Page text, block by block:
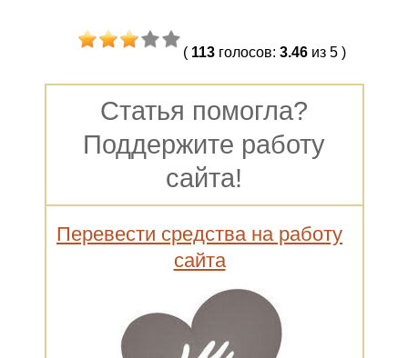
( 113 голосов: 3.46из 5)
Статья помогла?
Поддержите работу
сайта!
Перевести средства на работу
сайта